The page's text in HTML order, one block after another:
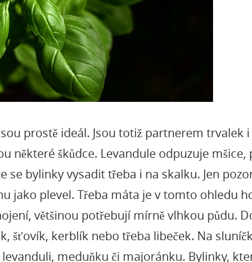
prostě ideál. Jsou totiž partnerem trvalek
některé škůdce. Levandule odpuzuje
bylinky vysadit třeba i na skalku. Jen
jako plevel. Třeba máta je v tomto ohledu
většinou potřebují mírně vlhkou půdu.
šťovík, kerblík nebo třeba libeček. Na
meduňku či majoránku. Bylinky,